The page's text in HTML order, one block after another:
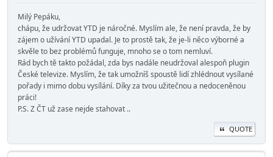
Milý Pepáku,
chápu, že udržovat YTD je náročné. Myslím ale, že není pravda, že by
zájem o užívání YTD upadal. Je to prostě tak, že je-li něco výborné a
skvěle to bez problémů funguje, mnoho se o tom nemluví.
Rád bych tě takto požádal, zda bys nadále neudržoval alespoň plugin
České televize. Myslím, že tak umožníš spoustě lidí zhlédnout vysílané
pořady i mimo dobu vysílání. Díky za tvou užitečnou a nedoceněnou
práci!
P.S. Z ČT už zase nejde stahovat ..
QUOTE